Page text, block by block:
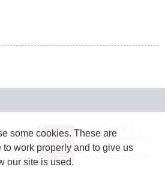
JASRAC許諾番号：
9024936001Y45037
JASRAC許諾番号：
some cookies. These are
to work properly and to give us
our site is used.